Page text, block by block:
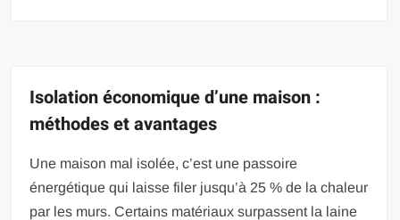
Isolation économique d’une maison :
méthodes et avantages
Une maison mal isolée, c’est une passoire
énergétique qui laisse filer jusqu’à 25 % de la chaleur
par les murs. Certains matériaux surpassent la laine